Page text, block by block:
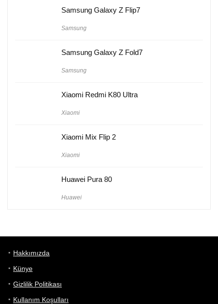
Samsung Galaxy Z Flip7
Samsung
Samsung Galaxy Z Fold7
Samsung
Xiaomi Redmi K80 Ultra
Xiaomi
Xiaomi Mix Flip 2
Xiaomi
Huawei Pura 80
Huawei
Hakkımızda
Künye
Gizlilik Politikası
Kullanım Koşulları